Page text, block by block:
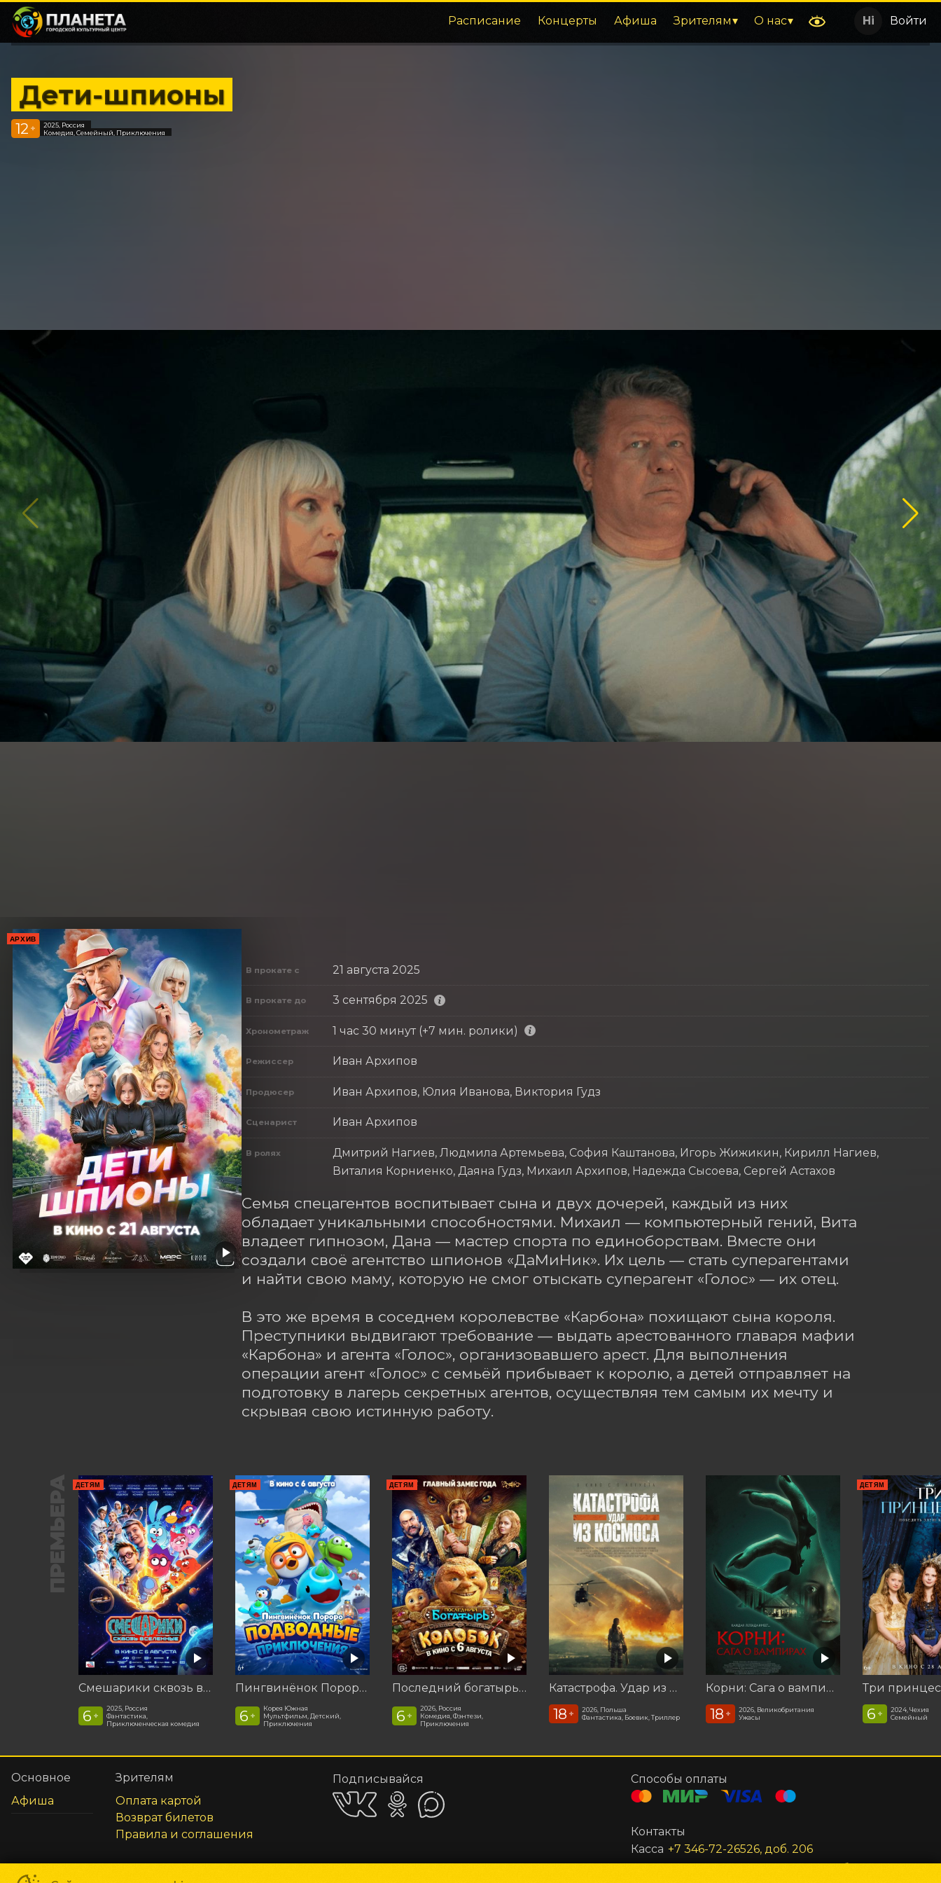
Расписание Концерты Афиша Зрителям О нас Войти
Дети-шпионы
12 +
2025, Россия
Комедия, Семейный, Приключения
АРХИВ
В прокате с 21 августа 2025
В прокате до 3 сентября 2025
Хронометраж 1 час 30 минут (+7 мин. ролики)
Режиссер Иван Архипов
Продюсер Иван Архипов, Юлия Иванова, Виктория Гудз
Сценарист Иван Архипов
В ролях
Дмитрий Нагиев, Людмила Артемьева, София Каштанова, Игорь Жижикин, Кирилл Нагиев,
Виталия Корниенко, Даяна Гудз, Михаил Архипов, Надежда Сысоева, Сергей Астахов
Семья спецагентов воспитывает сына и двух дочерей, каждый из них
обладает уникальными способностями. Михаил — компьютерный гений, Вита
владеет гипнозом, Дана — мастер спорта по единоборствам. Вместе они
создали своё агентство шпионов «ДаМиНик». Их цель — стать суперагентами
и найти свою маму, которую не смог отыскать суперагент «Голос» — их отец.
В это же время в соседнем королевстве «Карбона» похищают сына короля.
Преступники выдвигают требование — выдать арестованного главаря мафии
«Карбона» и агента «Голос», организовавшего арест. Для выполнения
операции агент «Голос» с семьёй прибывает к королю, а детей отправляет на
подготовку в лагерь секретных агентов, осуществляя тем самым их мечту и
скрывая свою истинную работу.
ПРЕМЬЕРА ДЕТЯМ
Смешарики сквозь вселенные
6 +
2025, Россия
Фантастика,
Приключенческая комедия
ДЕТЯМ
Пингвинёнок Пороро: Подводные приключения
6 +
Корея Южная
Мультфильм, Детский,
Приключения
ДЕТЯМ
Последний богатырь. Колобок
6 +
2026, Россия
Комедия, Фэнтези,
Приключения
Катастрофа. Удар из космоса
18 +
2026, Польша
Фантастика, Боевик, Триллер
Корни: Сага о вампирах
18 +
2026, Великобритания
Ужасы
ДЕТЯМ
Три
6 +
2024, Чехия
Семейный
Основное
Афиша
Зрителям
Оплата картой
Возврат билетов
Правила и соглашения
Подписывайся Способы оплаты
Контакты
Касса +7 346-72-26526, доб. 206
Администратор +7 346-72-26526, доб. 302